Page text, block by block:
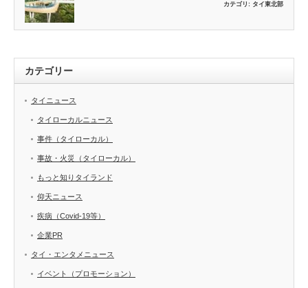
カテゴリ: タイ東北部
カテゴリー
タイニュース
タイローカルニュース
事件（タイローカル）
事故・火災（タイローカル）
もっと知りタイランド
仰天ニュース
疾病（Covid-19等）
企業PR
タイ・エンタメニュース
イベント（プロモーション）